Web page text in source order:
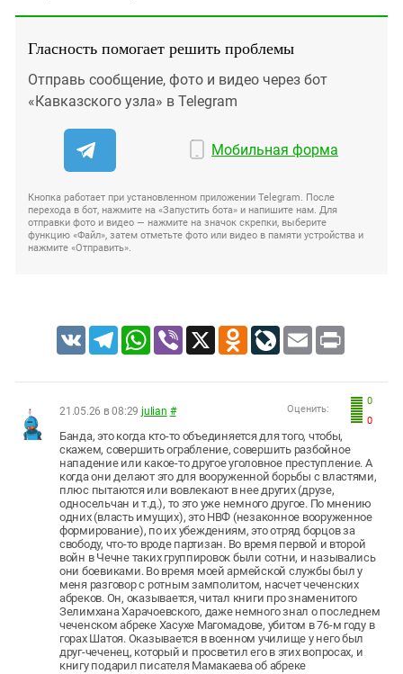
Гласность помогает решить проблемы
Отправь сообщение, фото и видео через бот
«Кавказского узла» в Telegram
Мобильная форма
Кнопка работает при установленном приложении Telegram. После
перехода в бот, нажмите на «Запустить бота» и напишите нам. Для
отправки фото и видео — нажмите на значок скрепки, выберите
функцию «Файл», затем отметьте фото или видео в памяти устройства и
нажмите «Отправить».
VK TelegramWhatsApp
Viber X Odnoklassniki
LiveJournal
Email Print
0
0
Оценить:
21.05.26 в 08:29 julian #
Банда, это когда кто-то объединяется для того, чтобы,
скажем, совершить ограбление, совершить разбойное
нападение или какое-то другое уголовное преступление. А
когда они делают это для вооруженной борьбы с властями,
плюс пытаются или вовлекают в нее других (друзе,
односельчан и т.д.), то это уже немного другое. По мнению
одних (власть имущих), это НВФ (незаконное вооруженное
формирование), по их убеждениям, это отряд борцов за
свободу, что-то вроде партизан. Во время первой и второй
войн в Чечне таких группировок были сотни, и назывались
они боевиками. Во время моей армейской службы был у
меня разговор с ротным замполитом, насчет чеченских
абреков. Он, оказывается, читал книги про знаменитого
Зелимхана Харачоевского, даже немного знал о последнем
чеченском абреке Хасухе Магомадове, убитом в 76-м году в
горах Шатоя. Оказывается в военном училище у него был
друг-чеченец, который и просветил его в этих вопросах, и
книгу подарил писателя Мамакаева об абреке